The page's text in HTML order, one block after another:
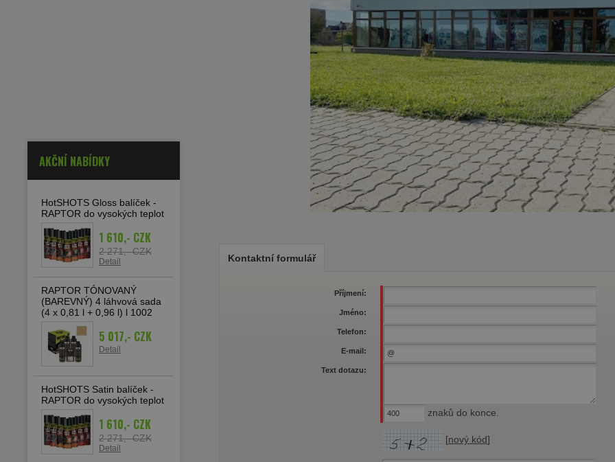
AKČNÍ NABÍDKY
HotSHOTS Gloss balíček -
RAPTOR do vysokých teplot
1 610,- CZK
2 271,- CZK
Detail
RAPTOR TÓNOVANÝ
(BAREVNÝ) 4 láhvová sada
(4 x 0,81 l + 0,96 l) l 1002
5 017,- CZK
Detail
HotSHOTS Satin balíček -
RAPTOR do vysokých teplot
1 610,- CZK
2 271,- CZK
Detail
Kontaktní formulář
Příjmení:
Jméno:
Telefon:
E-mail:
Text dotazu:
znaků do konce.
[nový kód]